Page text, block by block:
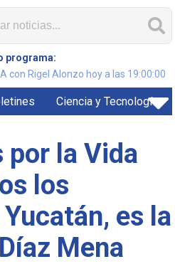
programa:
con Rigel Alonzo hoy a las 19:00:00
Ciencia y Tecnología
por la Vida
los
es la
Mena